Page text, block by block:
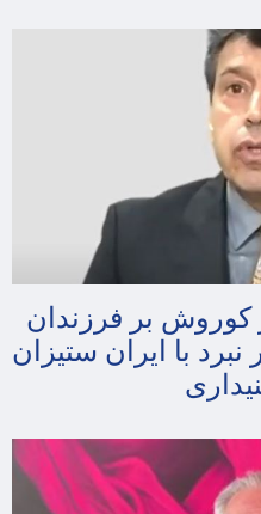
بر فرزندان
با ایران ستیزان